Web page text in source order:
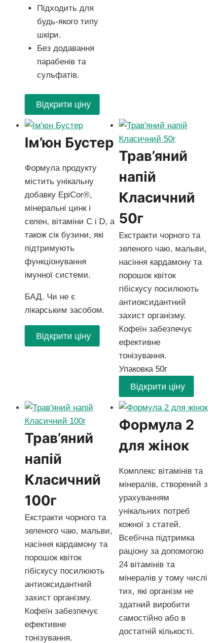
Підходить для
будь-якого типу
шкіри.
Без додавання
парабенів та
сульфатів.
Відкрити ціну
Ім’юн Бустер
Формула продукту
містить унікальну
добавку EpiCor®,
мінеральні цинк і
селен, вітаміни С і D, а
також сік бузини, які
підтримують
функціонування
імунної системи.
БАД. Чи не є
лікарським засобом.
Відкрити ціну
Трав’яний
напій
Класичний
50г
Екстракти чорного та
зеленого чаю, мальви,
насіння кардамону та
порошок квіток
гібіскусу посилюють
антиоксидантний
захист організму.
Кофеїн забезпечує
ефективне
тонізування.
Упаковка 50г
Відкрити ціну
Трав’яний
напій
Класичний
100г
Екстракти чорного та
зеленого чаю, мальви,
насіння кардамону та
порошок квіток
гібіскусу посилюють
антиоксидантний
захист організму.
Кофеїн забезпечує
ефективне
тонізування.
Формула 2
для жінок
Комплекс вітамінів та
мінералів, створений з
урахуванням
унікальних потреб
кожної з статей.
Всебічна підтримка
раціону за допомогою
24 вітамінів та
мінералів у тому числі
тих, які організм не
здатний виробити
самостійно або в
достатній кількості.